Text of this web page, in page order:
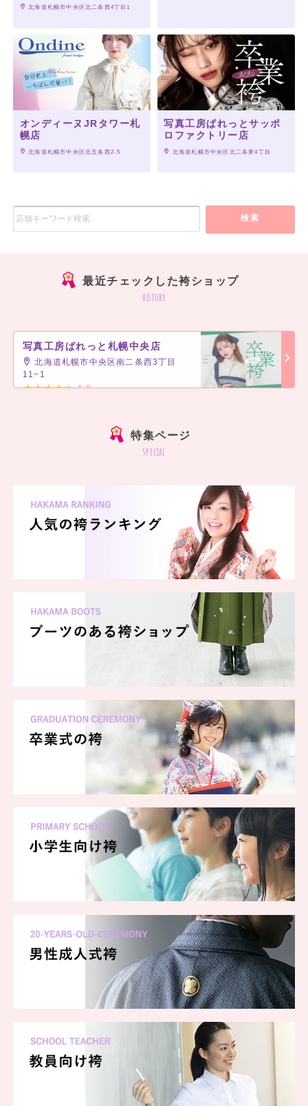
北海道札幌市中央区北二条西4丁目1
オンディーヌJRタワー札
幌店
北海道札幌市中央区北五条西2-5
写真工房ぱれっとサッポ
ロファクトリー店
北海道札幌市中央区北二条東4丁目
検索
最近チェックした袴ショップ
history
写真工房ぱれっと札幌中央店
北海道札幌市中央区南二条西3丁目
11−1
4.8
特集ページ
special